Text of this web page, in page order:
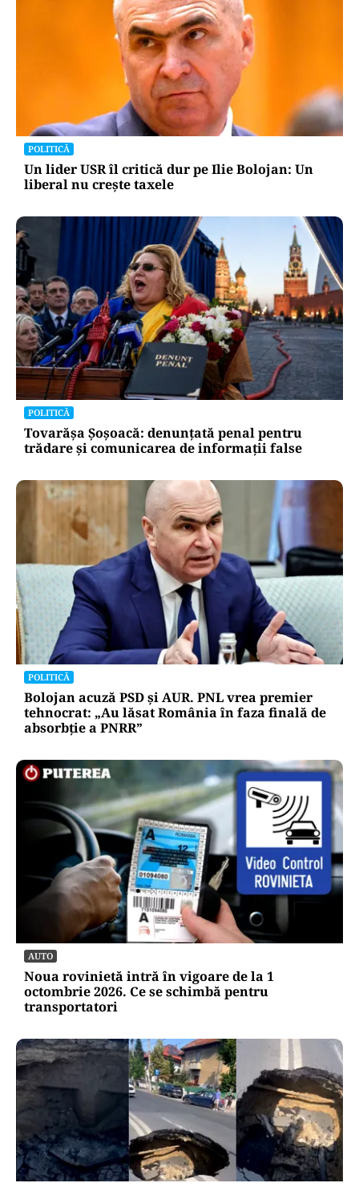
POLITICĂ
Un lider USR îl critică dur pe Ilie Bolojan: Un
liberal nu crește taxele
POLITICĂ
Tovarășa Șoșoacă: denunțată penal pentru
trădare și comunicarea de informații false
POLITICĂ
Bolojan acuză PSD și AUR. PNL vrea premier
tehnocrat: „Au lăsat România în faza finală de
absorbţie a PNRR”
AUTO
Noua rovinietă intră în vigoare de la 1
octombrie 2026. Ce se schimbă pentru
transportatori